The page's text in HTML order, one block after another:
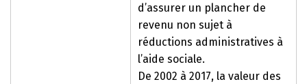
d’assurer un plancher de
revenu non sujet à
réductions administratives à
l’aide sociale.
De 2002 à 2017, la valeur des